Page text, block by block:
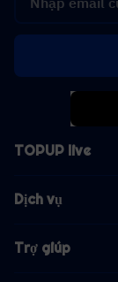
TOPUP live
Dịch vụ
Trợ giúp